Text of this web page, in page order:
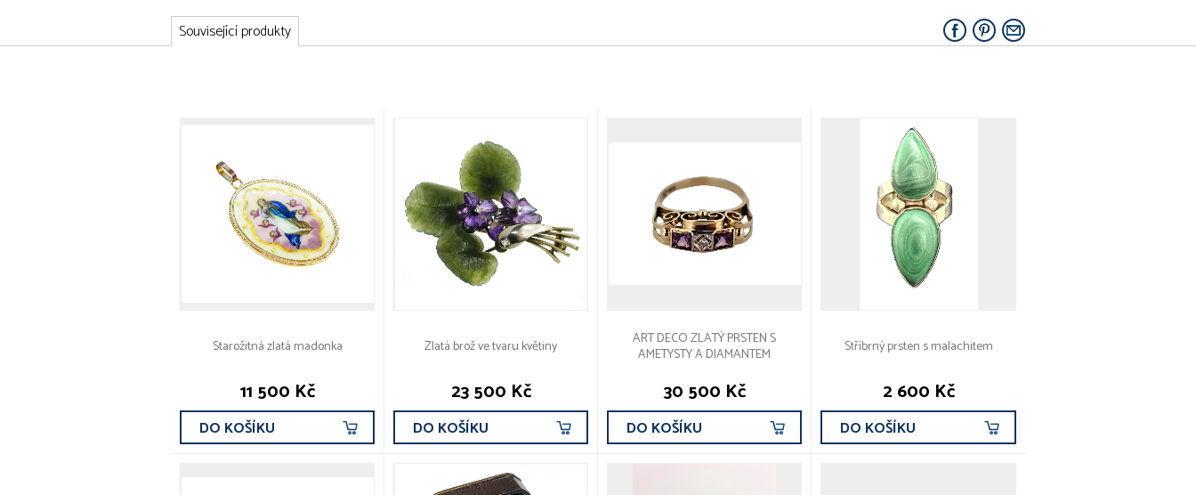
Související produkty
Starožitná zlatá madonka
11 500 Kč
DO KOŠÍKU
Zlatá brož ve tvaru květiny
23 500 Kč
DO KOŠÍKU
ART DECO ZLATÝ PRSTEN S
AMETYSTY A DIAMANTEM
30 500 Kč
DO KOŠÍKU
Stříbrný prsten s malachitem
2 600 Kč
DO KOŠÍKU